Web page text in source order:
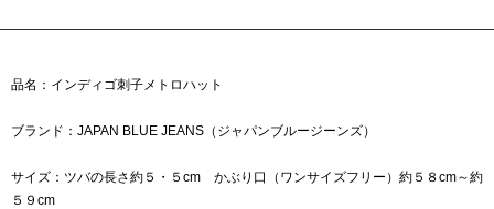
品名：インディゴ刺子メトロハット
ブランド：JAPAN BLUE JEANS（ジャパンブルージーンズ）
サイズ：ツバの長さ約５・５cm かぶり口（ワンサイズフリー）約５８cm～約
５９cm